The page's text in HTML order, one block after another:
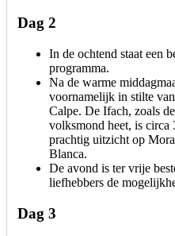
Dag 2
In de ochtend staat een
programma.
Na de warme
voornamelijk in stilte
Calpe. De Ifach, zoals
volksmond heet, is circa
prachtig uitzicht op
Blanca.
De avond is ter vrije
liefhebbers de
Dag 3